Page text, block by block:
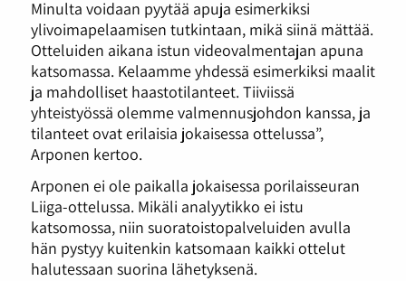
Minulta voidaan pyytää apuja esimerkiksi
ylivoimapelaamisen tutkintaan, mikä siinä mättää.
Otteluiden aikana istun videovalmentajan apuna
katsomassa. Kelaamme yhdessä esimerkiksi maalit
ja mahdolliset haastotilanteet. Tiiviissä
yhteistyössä olemme valmennusjohdon kanssa, ja
tilanteet ovat erilaisia jokaisessa ottelussa”,
Arponen kertoo.
Arponen ei ole paikalla jokaisessa porilaisseuran
Liiga-ottelussa. Mikäli analyytikko ei istu
katsomossa, niin suoratoistopalveluiden avulla
hän pystyy kuitenkin katsomaan kaikki ottelut
halutessaan suorina lähetyksenä.